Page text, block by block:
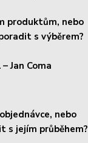
produktům, nebo
s výběrem?
– Jan Coma
nebo
s jejím průběhem?